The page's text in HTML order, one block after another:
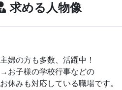
求める人物像
主婦の方も多数、活躍中！
→お子様の学校行事などの
お休みも対応している職場です。